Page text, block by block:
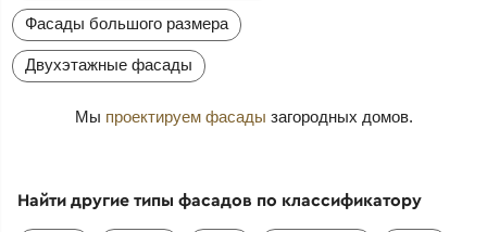
Фасады большого размера
Двухэтажные фасады
Мы проектируем фасады загородных домов.
Найти другие типы фасадов по классификатору